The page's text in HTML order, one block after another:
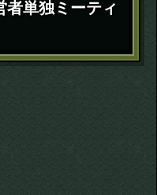
者単独ミーティ